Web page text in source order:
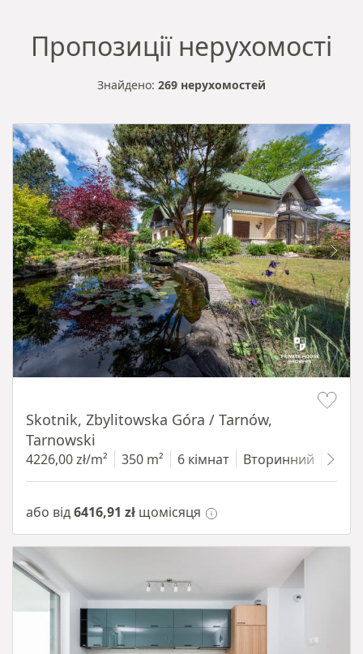
Пропозиції нерухомості
Знайдено: 269 нерухомостей
Skotnik, Zbylitowska Góra / Tarnów,
Tarnowski
4226,00 zł/m² 350 m² 6 кімнат Вторинний 2200
або від6416,91 zł щомісяця